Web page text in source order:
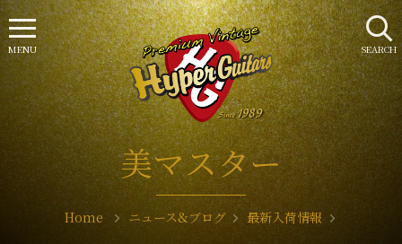
美マスター
Home ニュース&ブログ 最新入荷情報
SEARCH
MENU